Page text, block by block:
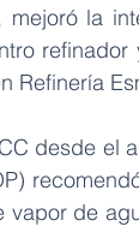
la
Refinería
desde el
de